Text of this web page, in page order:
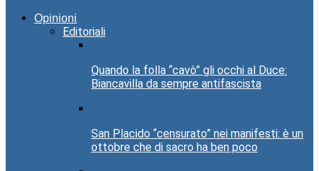
Opinioni
Editoriali
Quando la folla “cavò” gli occhi al Duce:
Biancavilla da sempre antifascista
San Placido “censurato” nei manifesti: è un
ottobre che di sacro ha ben poco